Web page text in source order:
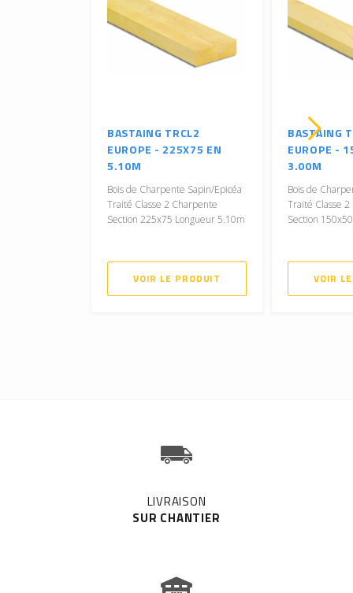
BASTAING TRCL2
EUROPE - 225X75 EN
5.10M
Bois de Charpente Sapin/Epicéa
Traité Classe 2 Charpente
Section 225x75 Longueur 5.10m
VOIR LE PRODUIT
BASTAING
EUROPE -
3.00M
Bois de
Traité Classe
Section
VOIR
LIVRAISON
SUR CHANTIER